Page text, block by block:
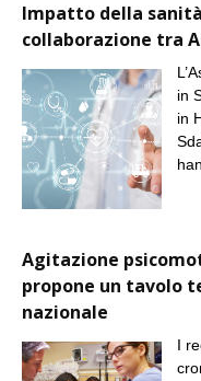
Impatto della
collaborazione tra
in
in
Agitazione
propone un tavolo
nazionale
I